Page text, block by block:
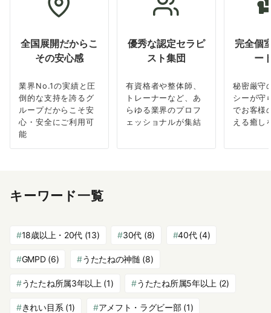
全国展開だからこ
その安心感
業界No.1の実績と圧
倒的な支持を誇るグ
ループだからこそ安
心・安全にご利用可
能
優秀な認定セラピ
スト集団
有資格者や整体師、
トレーナーなど、あ
らゆる業界のプロフ
ェッショナルが集結
完全個
ー
秘密厳守
シーが守
でお客様
える癒し
キーワード一覧
18歳以上・20代 (13) 30代 (8) 40代(4)
GMPD(6) うたたねの神髄 (8)
うたたね所属3年以上 (1) うたたね所属5年以上 (2)
きれい目系 (1) アメフト・ラグビー部(1)